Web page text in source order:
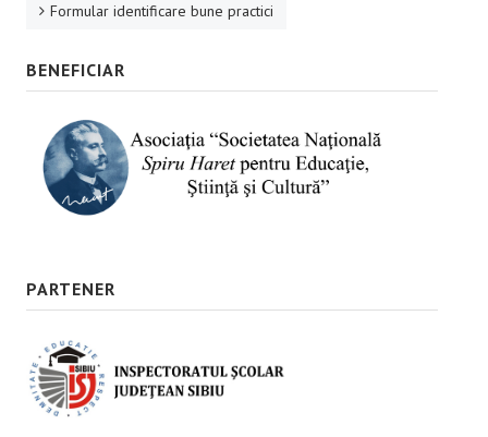
Formular identificare bune practici
BENEFICIAR
PARTENER